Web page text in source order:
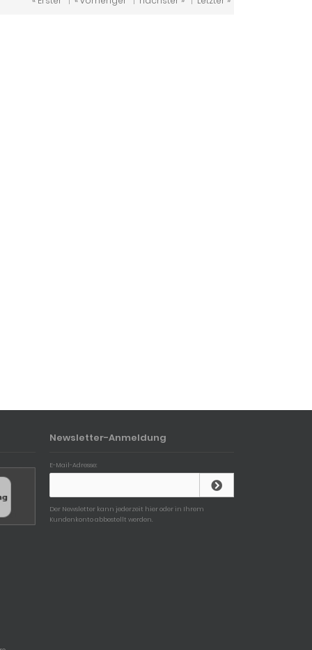
Newsletter-Anmeldung
E-Mail-Adresse:
Der Newsletter kann jederzeit hier oder in Ihrem
Kundenkonto abbestellt werden.